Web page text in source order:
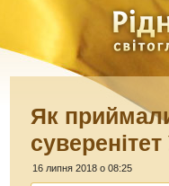
Як
суверенітет
16 липня 2018 о 08:25